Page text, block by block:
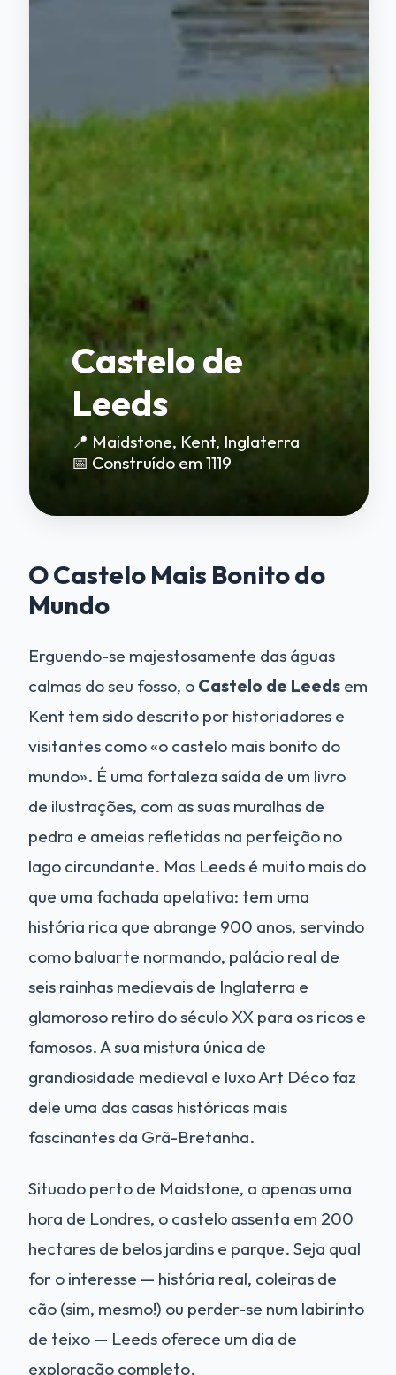
Castelo de
Leeds
📍 Maidstone, Kent, Inglaterra
📅 Construído em 1119
O Castelo Mais Bonito do
Mundo
Erguendo-se majestosamente das águas
calmas do seu fosso, o Castelo de Leeds em
Kent tem sido descrito por historiadores e
visitantes como «o castelo mais bonito do
mundo». É uma fortaleza saída de um livro
de ilustrações, com as suas muralhas de
pedra e ameias refletidas na perfeição no
lago circundante. Mas Leeds é muito mais do
que uma fachada apelativa: tem uma
história rica que abrange 900 anos, servindo
como baluarte normando, palácio real de
seis rainhas medievais de Inglaterra e
glamoroso retiro do século XX para os ricos e
famosos. A sua mistura única de
grandiosidade medieval e luxo Art Déco faz
dele uma das casas históricas mais
fascinantes da Grã-Bretanha.
Situado perto de Maidstone, a apenas uma
hora de Londres, o castelo assenta em 200
hectares de belos jardins e parque. Seja qual
for o interesse — história real, coleiras de
cão (sim, mesmo!) ou perder-se num labirinto
de teixo — Leeds oferece um dia de
exploração completo.